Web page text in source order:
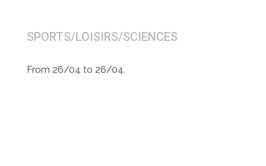
SPORTS/LOISIRS/SCIENCES
From 26/04 to 26/04.